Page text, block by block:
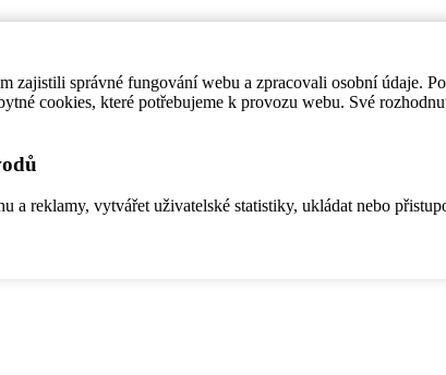
zajistili správné fungování webu a zpracovali osobní údaje.
cookies, které potřebujeme k provozu webu. Své
a reklamy, vytvářet uživatelské statistiky, ukládat nebo